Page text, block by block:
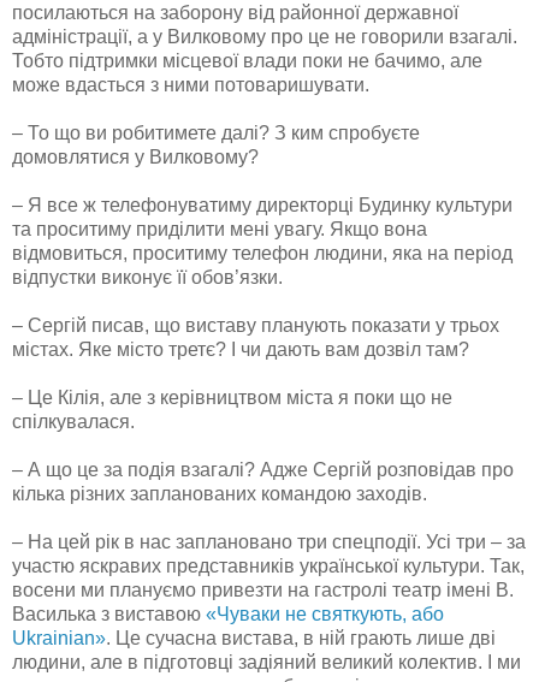
посилаються на заборону від районної державної
адміністрації, а у Вилковому про це не говорили взагалі.
Тобто підтримки місцевої влади поки не бачимо, але
може вдасться з ними потоваришувати.
– То що ви робитимете далі? З ким спробуєте
домовлятися у Вилковому?
– Я все ж телефонуватиму директорці Будинку культури
та проситиму приділити мені увагу. Якщо вона
відмовиться, проситиму телефон людини, яка на період
відпустки виконує її обов’язки.
– Сергій писав, що виставу планують показати у трьох
містах. Яке місто третє? І чи дають вам дозвіл там?
– Це Кілія, але з керівництвом міста я поки що не
спілкувалася.
– А що це за подія взагалі? Адже Сергій розповідав про
кілька різних запланованих командою заходів.
– На цей рік в нас заплановано три спецподії. Усі три – за
участю яскравих представників української культури. Так,
восени ми плануємо привезти на гастролі театр імені В.
Василька з виставою «Чуваки не святкують, або
Ukrainian». Це сучасна вистава, в ній грають лише дві
людини, але в підготовці задіяний великий колектив. І ми